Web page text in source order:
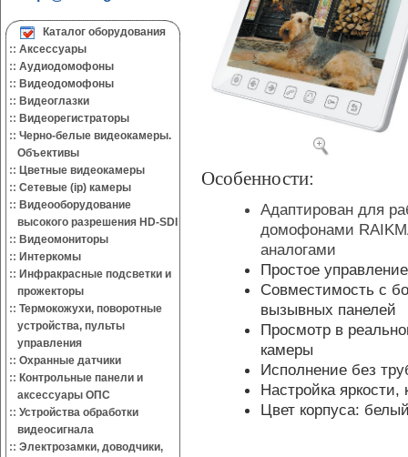
Каталог оборудования
:: Аксессуары
:: Аудиодомофоны
:: Видеодомофоны
:: Видеоглазки
:: Видеорегистраторы
:: Черно-белые видеокамеры.
Объективы
:: Цветные видеокамеры
:: Сетевые (ip) камеры
:: Видеооборудование
высокого разрешения HD-SDI
:: Видеомониторы
:: Интеркомы
:: Инфракрасные подсветки и
прожекторы
:: Термокожухи, поворотные
устройства, пульты
управления
:: Охранные датчики
:: Контрольные панели и
аксессуары ОПС
:: Устройства обработки
видеосигнала
:: Электрозамки, доводчики,
Особенности:
Адаптирован для
домофонами
аналогами
Простое
Совместимость с
вызывных панелей
Просмотр в
камеры
Исполнение без
Настройка яркости,
Цвет корпуса: